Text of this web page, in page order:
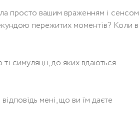
просто вашим враженням і сенсом
пережитих моментів? Коли в
симуляції, до яких вдаються
мені, що ви їм даєте